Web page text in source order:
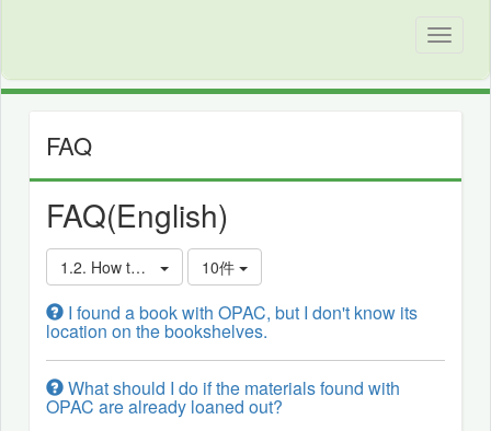
FAQ
FAQ(English)
1.2. How to Find, Borrow, and Reserve Books
10件
I found a book with OPAC, but I don't know its
location on the bookshelves.
What should I do if the materials found with
OPAC are already loaned out?